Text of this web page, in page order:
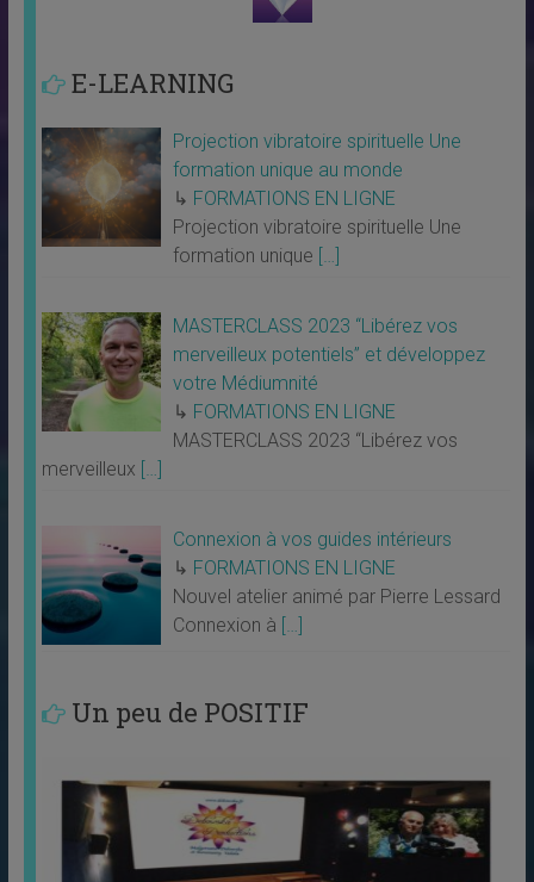
E-LEARNING
Projection vibratoire spirituelle Une
formation unique au monde
↳ FORMATIONS EN LIGNE
Projection vibratoire spirituelle Une
formation unique […]
MASTERCLASS 2023 “Libérez vos
merveilleux potentiels” et développez
votre Médiumnité
↳ FORMATIONS EN LIGNE
MASTERCLASS 2023 “Libérez vos
merveilleux […]
Connexion à vos guides intérieurs
↳ FORMATIONS EN LIGNE
Nouvel atelier animé par Pierre Lessard
Connexion à […]
Un peu de POSITIF